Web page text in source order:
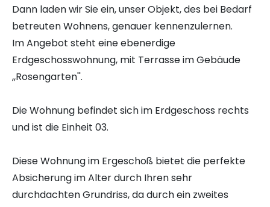
Dann laden wir Sie ein, unser Objekt, des bei Bedarf
betreuten Wohnens, genauer kennenzulernen.
Im Angebot steht eine ebenerdige
Erdgeschosswohnung, mit Terrasse im Gebäude
,,Rosengarten''.
Die Wohnung befindet sich im Erdgeschoss rechts
und ist die Einheit 03.
Diese Wohnung im Ergeschoß bietet die perfekte
Absicherung im Alter durch Ihren sehr
durchdachten Grundriss, da durch ein zweites